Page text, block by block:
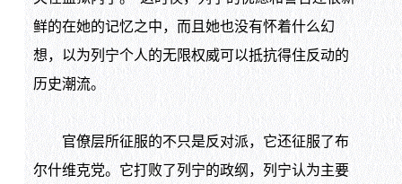
鲜的在她的记忆之中，而且她也没有怀着什么幻
想，以为列宁个人的无限权威可以抵抗得住反动的
历史潮流。
官僚层所征服的不只是反对派，它还征服了布
尔什维克党。它打败了列宁的政纲，列宁认为主要